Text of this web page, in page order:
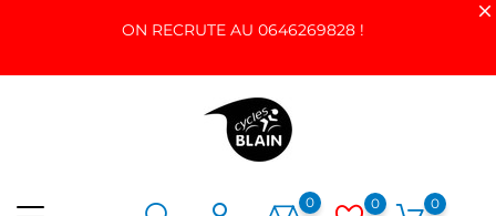
ON RECRUTE AU 0646269828 !
0 0 0